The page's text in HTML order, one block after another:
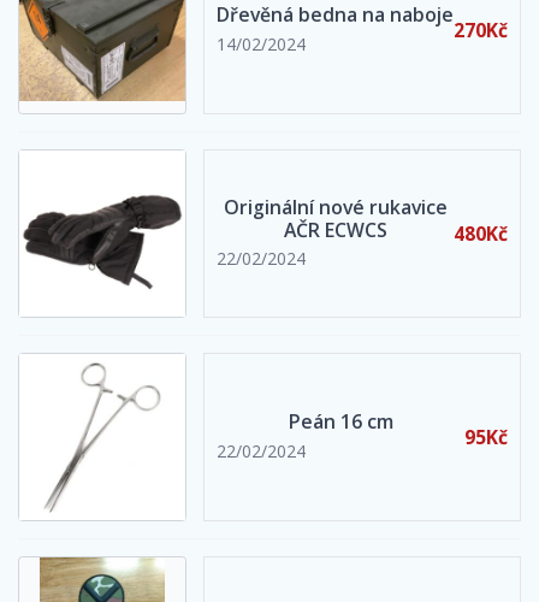
Dřevěná bedna na naboje
14/02/2024
270Kč
Originální nové rukavice
AČR ECWCS
22/02/2024
480Kč
Peán 16 cm
22/02/2024
95Kč